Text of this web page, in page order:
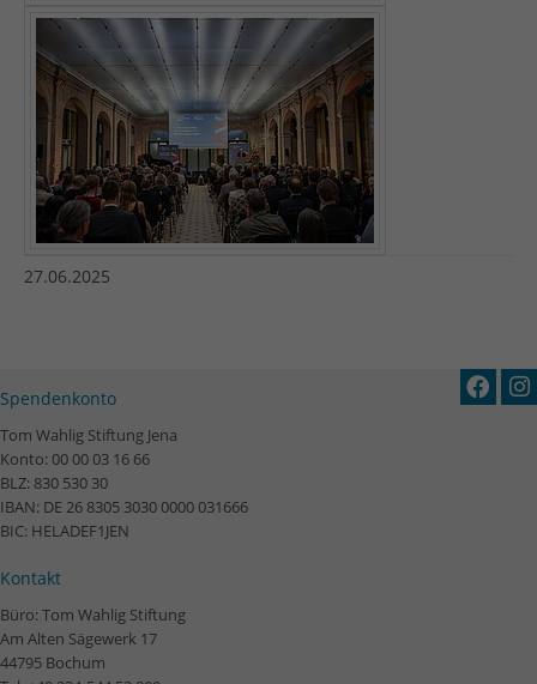
27.06.2025
Spendenkonto
Tom Wahlig Stiftung Jena
Konto: 00 00 03 16 66
BLZ: 830 530 30
IBAN: DE 26 8305 3030 0000 031666
BIC: HELADEF1JEN
Kontakt
Büro: Tom Wahlig Stiftung
Am Alten Sägewerk 17
44795 Bochum